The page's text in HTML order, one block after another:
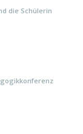
die Schülerin